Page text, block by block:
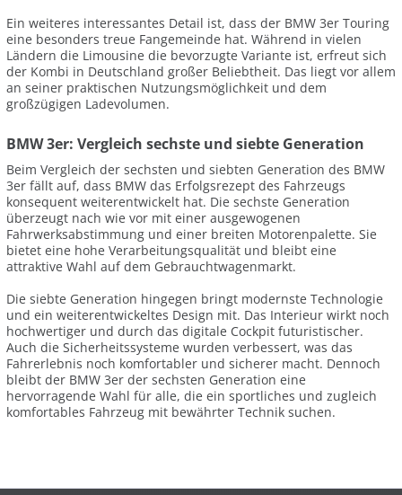
Ein weiteres interessantes Detail ist, dass der BMW 3er Touring
eine besonders treue Fangemeinde hat. Während in vielen
Ländern die Limousine die bevorzugte Variante ist, erfreut sich
der Kombi in Deutschland großer Beliebtheit. Das liegt vor allem
an seiner praktischen Nutzungsmöglichkeit und dem
großzügigen Ladevolumen.
BMW 3er: Vergleich sechste und siebte Generation
Beim Vergleich der sechsten und siebten Generation des BMW
3er fällt auf, dass BMW das Erfolgsrezept des Fahrzeugs
konsequent weiterentwickelt hat. Die sechste Generation
überzeugt nach wie vor mit einer ausgewogenen
Fahrwerksabstimmung und einer breiten Motorenpalette. Sie
bietet eine hohe Verarbeitungsqualität und bleibt eine
attraktive Wahl auf dem Gebrauchtwagenmarkt.
Die siebte Generation hingegen bringt modernste Technologie
und ein weiterentwickeltes Design mit. Das Interieur wirkt noch
hochwertiger und durch das digitale Cockpit futuristischer.
Auch die Sicherheitssysteme wurden verbessert, was das
Fahrerlebnis noch komfortabler und sicherer macht. Dennoch
bleibt der BMW 3er der sechsten Generation eine
hervorragende Wahl für alle, die ein sportliches und zugleich
komfortables Fahrzeug mit bewährter Technik suchen.